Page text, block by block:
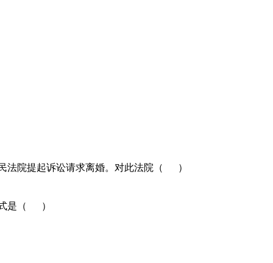
法院提起诉讼请求离婚。对此法院（ ）
式是（ ）